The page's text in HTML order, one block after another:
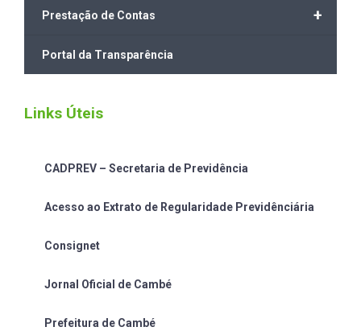
+
Prestação de Contas
Portal da Transparência
Links Úteis
CADPREV – Secretaria de Previdência
Acesso ao Extrato de Regularidade Previdênciária
Consignet
Jornal Oficial de Cambé
Prefeitura de Cambé